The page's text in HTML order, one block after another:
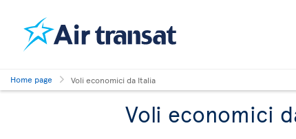
Home page Voli economici da Italia
Voli economici